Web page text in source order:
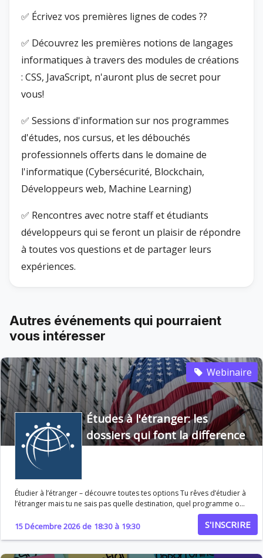
✅ Écrivez vos premières lignes de codes ??
✅ Découvrez les premières notions de langages
informatiques à travers des modules de créations
: CSS, JavaScript, n'auront plus de secret pour
vous!
✅ Sessions d'information sur nos programmes
d'études, nos cursus, et les débouchés
professionnels offerts dans le domaine de
l'informatique (Cybersécurité, Blockchain,
Développeurs web, Machine Learning)
✅ Rencontres avec notre staff et étudiants
développeurs qui se feront un plaisir de répondre
à toutes vos questions et de partager leurs
expériences.
Autres événements qui pourraient
vous intéresser
Webinaire
Études à l'étranger: les
dossiers qui font la difference
Étudier à l’étranger – découvre toutes tes options Tu rêves d’étudier à
l’étranger mais tu ne sais pas quelle destination, quel programme ou
quel parcours correspond le mieux à ton profil, ton niveau ou ton
projet professionnel ? Ce webinaire t’aide à y voir clair en explorant
toutes les options possibles pour vivre une expérience académique à
15 Décembre 2026 de 18:30 à 19:30 S'INSCRIRE